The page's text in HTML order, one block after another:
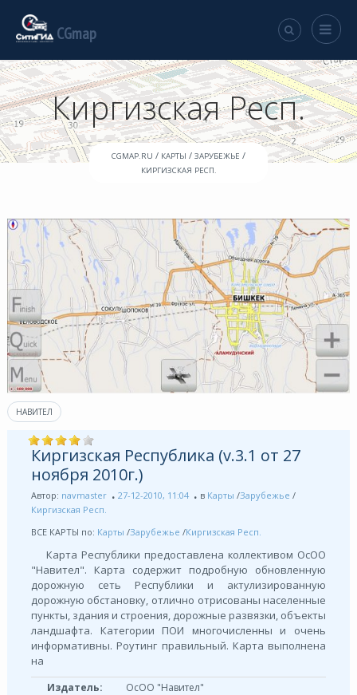
CGmap
Киргизская Респ.
CGMAP.RU / КАРТЫ / ЗАРУБЕЖЬЕ /
КИРГИЗСКАЯ РЕСП.
НАВИТЕЛ
Киргизская Республика (v.3.1 от 27
ноября 2010г.)
Автор: navmaster 27-12-2010, 11:04 в Карты /Зарубежье /
Киргизская Респ.
ВСЕ КАРТЫ по: Карты /Зарубежье /Киргизская Респ.
Карта Республики предоставлена коллективом ОсОО
"Навител". Карта содержит подробную обновленную
дорожную сеть Республики и актулизированную
дорожную обстановку, отлично отрисованы населенные
пункты, здания и строения, дорожные развязки, объекты
ландшафта. Категории ПОИ многочисленны и очень
информативны. Роутинг правильный. Карта выполнена
на
Издатель:
ОсОО "Навител"